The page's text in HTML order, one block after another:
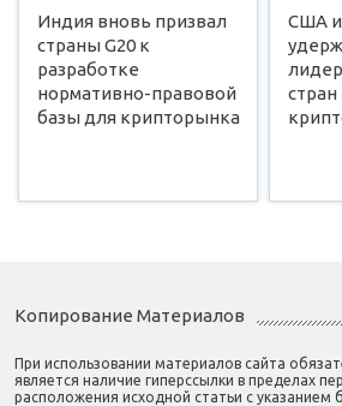
Индия вновь призвал
страны G20 к
разработке
нормативно-правовой
базы для крипторынка
США и
стран
Копирование Материалов
При использовании материалов сайта
является наличие гиперссылки в пределах
расположения исходной статьи с указанием